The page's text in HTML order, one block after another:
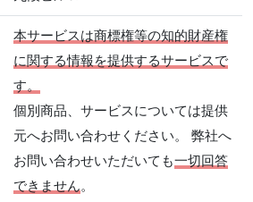
本サービスは商標権等の知的財産権
に関する情報を提供するサービスで
す。
個別商品、サービスについては提供
元へお問い合わせください。 弊社へ
お問い合わせいただいても一切回答
できません。